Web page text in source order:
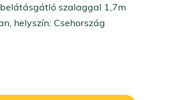
belátásgátló szalaggal 1,7m
helyszín: Csehország